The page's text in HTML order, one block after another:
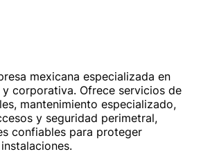
mexicana especializada en
corporativa. Ofrece servicios de
mantenimiento especializado,
y seguridad perimetral,
confiables para proteger